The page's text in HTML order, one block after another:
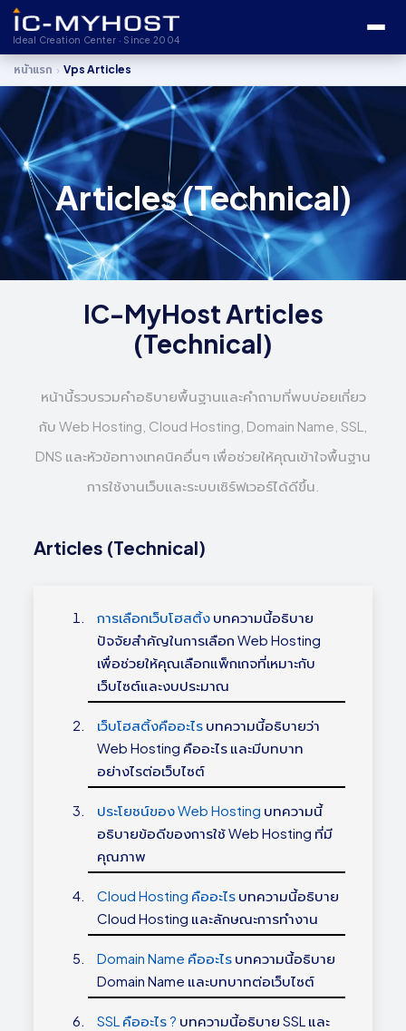
Ideal Creation Center · Since 2004
หน้าแรก › Vps Articles
Articles (Technical)
IC-MyHost Articles
(Technical)
หน้านี้รวบรวมคำอธิบายพื้นฐานและคำถามที่พบบ่อยเกี่ยว
กับ Web Hosting, Cloud Hosting, Domain Name, SSL,
DNS และหัวข้อทางเทคนิคอื่นๆ เพื่อช่วยให้คุณเข้าใจพื้นฐาน
การใช้งานเว็บและระบบเซิร์ฟเวอร์ได้ดีขึ้น.
Articles (Technical)
การเลือกเว็บโฮสติ้ง บทความนี้อธิบาย
ปัจจัยสำคัญในการเลือก Web Hosting
เพื่อช่วยให้คุณเลือกแพ็กเกจที่เหมาะกับ
เว็บไซต์และงบประมาณ
เว็บโฮสติ้งคืออะไร บทความนี้อธิบายว่า
Web Hosting คืออะไร และมีบทบาท
อย่างไรต่อเว็บไซต์
ประโยชน์ของ Web Hosting บทความนี้
อธิบายข้อดีของการใช้ Web Hosting ที่มี
คุณภาพ
Cloud Hosting คืออะไร บทความนี้อธิบาย
Cloud Hosting และลักษณะการทำงาน
Domain Name คืออะไร บทความนี้อธิบาย
Domain Name และบทบาทต่อเว็บไซต์
SSL คืออะไร ? บทความนี้อธิบาย SSL และ